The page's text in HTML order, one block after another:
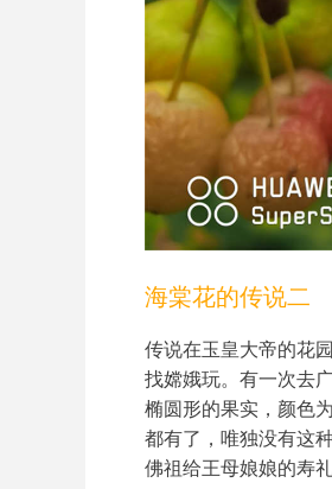
海棠花的传说二
传说在玉皇大帝的花
找嫦娥玩。有一次去
椭圆形的果实，颜色
都有了，唯独没有这
佛祖给王母娘娘的寿